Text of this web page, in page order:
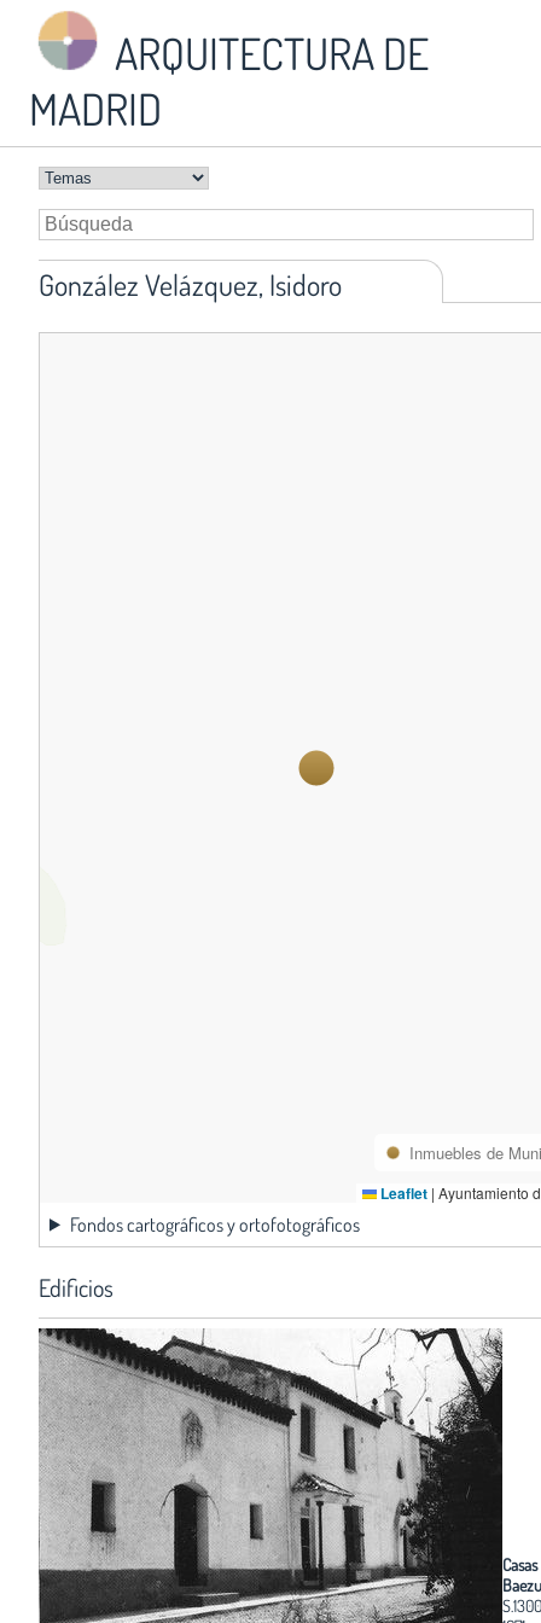
ARQUITECTURA DE
MADRID
González Velázquez, Isidoro
Inmuebles de
Leaflet | Ayuntamiento
Fondos cartográficos y ortofotográficos
Edificios